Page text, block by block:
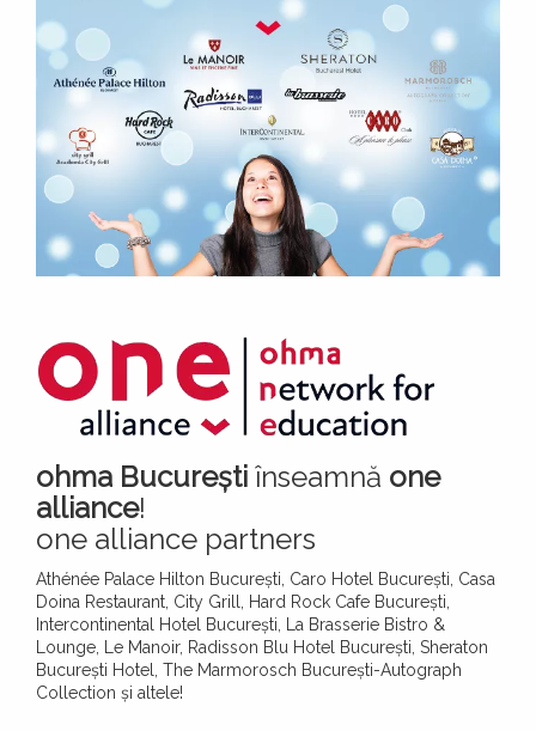
ohma București înseamnă one
alliance!
one alliance partners
Athénée Palace Hilton București, Caro Hotel București, Casa
Doina Restaurant, City Grill, Hard Rock Cafe București,
Intercontinental Hotel București, La Brasserie Bistro &
Lounge, Le Manoir, Radisson Blu Hotel București, Sheraton
București Hotel, The Marmorosch București-Autograph
Collection și altele!